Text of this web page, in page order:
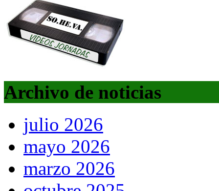
Archivo de noticias
julio 2026
mayo 2026
marzo 2026